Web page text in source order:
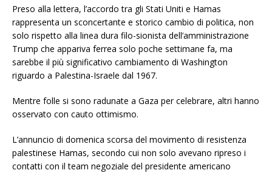
Preso alla lettera, l’accordo tra gli Stati Uniti e Hamas
rappresenta un sconcertante e storico cambio di politica, non
solo rispetto alla linea dura filo-sionista dell’amministrazione
Trump che appariva ferrea solo poche settimane fa, ma
sarebbe il più significativo cambiamento di Washington
riguardo a Palestina-Israele dal 1967.
Mentre folle si sono radunate a Gaza per celebrare, altri hanno
osservato con cauto ottimismo.
L’annuncio di domenica scorsa del movimento di resistenza
palestinese Hamas, secondo cui non solo avevano ripreso i
contatti con il team negoziale del presidente americano